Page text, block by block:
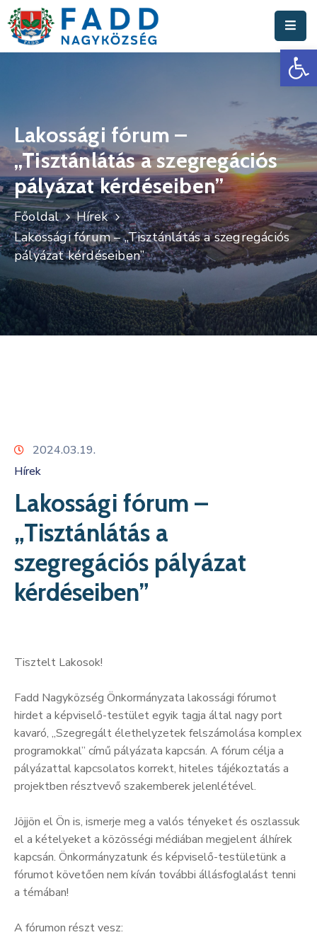
Hivatal
Fadd
Nagyközség
Turisztika
Választási
Információk
Események
Kapcsolat
Lakossági fórum –
„Tisztánlátás a szegregációs
pályázat kérdéseiben”
Főoldal
Hírek
Lakossági fórum – „Tisztánlátás a szegregációs
pályázat kérdéseiben”
2024.03.19.
Hírek
Lakossági fórum –
„Tisztánlátás a
szegregációs pályázat
kérdéseiben”
Tisztelt Lakosok!
Fadd Nagyközség Önkormányzata lakossági fórumot
hirdet a képviselő-testület egyik tagja által nagy port
kavaró, „Szegregált élethelyzetek felszámolása komplex
programokkal” című pályázata kapcsán. A fórum célja a
pályázattal kapcsolatos korrekt, hiteles tájékoztatás a
projektben résztvevő szakemberek jelenlétével.
Jöjjön el Ön is, ismerje meg a valós tényeket és oszlassuk
el a kételyeket a közösségi médiában megjelent álhírek
kapcsán. Önkormányzatunk és képviselő-testületünk a
fórumot követően nem kíván további állásfoglalást tenni
a témában!
A fórumon részt vesz: